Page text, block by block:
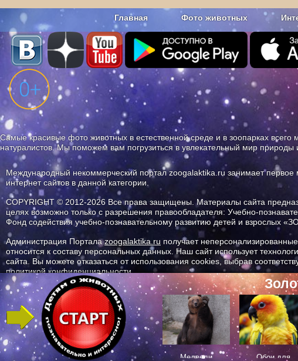
Главная Фото животных
Наши приложения. Бесплатно и без
Самые красивые фото животных в естественной среде и в зоопарках
натуралистов. Мы поможем вам погрузиться в увлекательный мир
Международный некоммерческий портал zoogalaktika.ru занимает первое
интернет сайтов в данной категории.
COPYRIGHT © 2012-2026 Все права защищены. Материалы сайта
целях возможно только с разрешения правообладателя: Учебно-
Фонд содействия учебно-познавательному развитию детей и взрослых
Администрация Порталаzoogalaktika.ru получает
относится к составу персональных данных. Наш сайт использует
сайта. Вы можете отказаться от использования cookies, выбрав
политикой конфиденциальности.
ID ресурса: 9312
Медведи
Обои для